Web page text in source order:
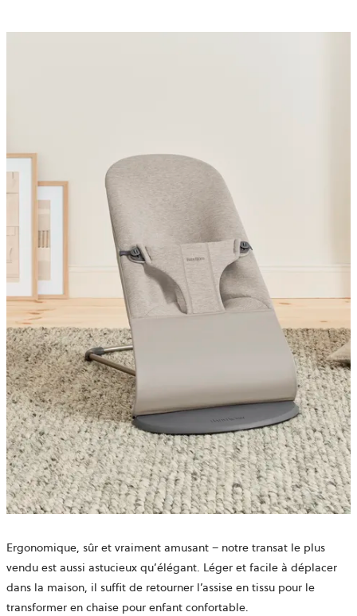
Ergonomique, sûr et vraiment amusant – notre transat le plus
vendu est aussi astucieux qu’élégant. Léger et facile à déplacer
dans la maison, il suffit de retourner l’assise en tissu pour le
transformer en chaise pour enfant confortable.